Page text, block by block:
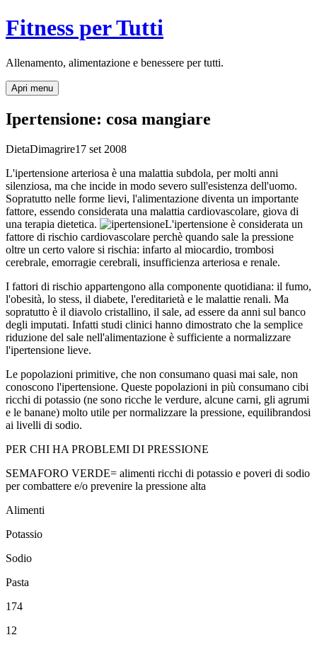
Fitness per Tutti
Allenamento, alimentazione e benessere per tutti.
Apri menu
Ipertensione: cosa mangiare
DietaDimagrire17 set 2008
L'ipertensione arteriosa è una malattia subdola, per molti anni
silenziosa, ma che incide in modo severo sull'esistenza dell'uomo.
Sopratutto nelle forme lievi, l'alimentazione diventa un importante
fattore, essendo considerata una malattia cardiovascolare, giova di
una terapia dietetica.
L'ipertensione è considerata un
fattore di rischio cardiovascolare perchè quando sale la pressione
oltre un certo valore si rischia: infarto al miocardio, trombosi
cerebrale, emorragie cerebrali, insufficienza arteriosa e renale.
I fattori di rischio appartengono alla componente quotidiana: il fumo,
l'obesità, lo stess, il diabete, l'ereditarietà e le malattie renali. Ma
sopratutto è il diavolo cristallino, il sale, ad essere da anni sul banco
degli imputati. Infatti studi clinici hanno dimostrato che la semplice
riduzione del sale nell'alimentazione è sufficiente a normalizzare
l'ipertensione lieve.
Le popolazioni primitive, che non consumano quasi mai sale, non
conoscono l'ipertensione. Queste popolazioni in più consumano cibi
ricchi di potassio (ne sono ricche le verdure, alcune carni, gli agrumi
e le banane) molto utile per normalizzare la pressione, equilibrandosi
ai livelli di sodio.
PER CHI HA PROBLEMI DI PRESSIONE
SEMAFORO VERDE= alimenti ricchi di potassio e poveri di sodio
per combattere e/o prevenire la pressione alta
Alimenti
Potassio
Sodio
Pasta
174
12